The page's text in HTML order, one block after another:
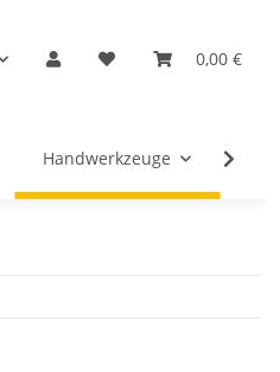
0,00 €
Handwerkzeuge